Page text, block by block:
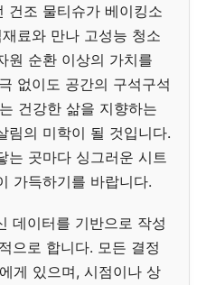
건조 물티슈가 베이킹소
료와 만나 고성능 청소
원 순환 이상의 가치를
없이도 공간의 구석구석
건강한 삶을 지향하는
림의 미학이 될 것입니다.
는 곳마다 싱그러운 시트
가득하기를 바랍니다.
데이터를 기반으로 작성
으로 합니다. 모든 결정
게 있으며, 시점이나 상